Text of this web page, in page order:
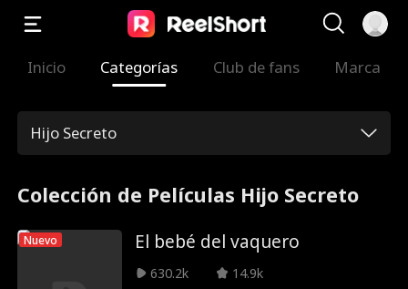
Inicio Categorías Club de fans Marca
Hijo Secreto
Colección de Películas Hijo Secreto
Nuevo El bebé del vaquero
630.2k
14.9k